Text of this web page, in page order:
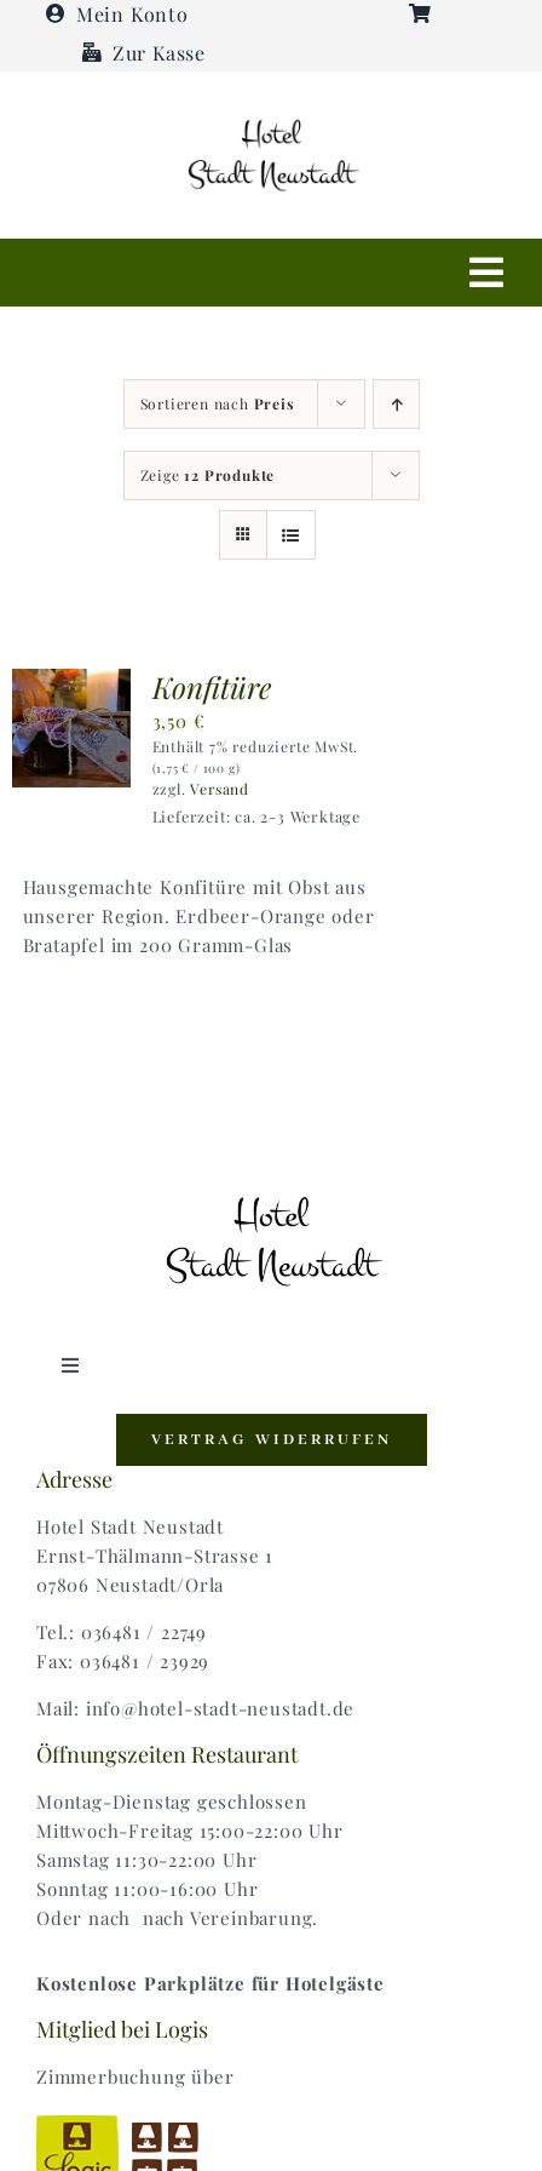
Mein Konto
Zur Kasse
Restaurant
Anfahrt + Kontakt
Sortieren nach Preis
Zeige12 Produkte
Konfitüre
3,50 €
Enthält 7% reduzierte MwSt.
(1,75€ / 100 g)
zzgl.Versand
Lieferzeit: ca. 2-3 Werktage
Hausgemachte Konfitüre mit Obst aus
unserer Region. Erdbeer-Orange oder
Bratapfel im 200 Gramm-Glas
Toggle
Zahlungsweisen |
Widerruf |
Versand & Lieferung
VERTRAG WIDERRUFEN
Adresse
Hotel Stadt Neustadt
Ernst-Thälmann-Strasse 1
07806 Neustadt/Orla
Tel.: 036481 / 22749
Fax: 036481 / 23929
Mail: info@hotel-stadt-neustadt.de
Öffnungszeiten Restaurant
Montag-Dienstag geschlossen
Mittwoch-Freitag 15:00-22:00 Uhr
Samstag 11:30-22:00 Uhr
Sonntag 11:00-16:00 Uhr
Oder nach nach Vereinbarung.
Kostenlose Parkplätze für Hotelgäste
Mitglied bei Logis
Zimmerbuchung über